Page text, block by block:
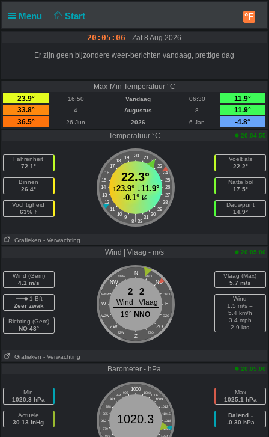
Menu Start °F
20:05:06 Zat 8 Aug 2026
Er zijn geen bijzondere weer-berichten vandaag, prettige dag
Max-Min Temperatuur °C
23.9°
16:50 Vandaag 06:30
11.9°
33.8°
4 Augustus 8
11.9°
36.5°
26 Jun 2026 6 Jan
-4.8°
Temperatuur °C
20:04:55
Fahrenheit
72.1°
Binnen
26.4°
Vochtigheid
63% ↑
20
19 21
18
22
17
23
16
24
15
25
14
26
13
27
12
28
11
29
10
30
9 31
|
8 32
22.3°
↑23.9°↓11.9°
-0.1°
Voelt als
22.2°
Natte bol
17.5°
Dauwpunt
14.9°
Grafieken - Verwachting
Wind | Vlaag - m/s 20:05:00
Wind (Gem)
4.1 m/s
1 Bft
Zeer zwak
Richting (Gem)
NO 48°
N
NNW NNO
NW NO
WNW ONO
W E
WZW OZO
ZW ZO
ZZW ZZO
Z
2 2
Wind
Vlaag
19° NNO
Vlaag (Max)
5.7 m/s
Wind
1.5 m/s =
5.4 km/h
3.4 mph
2.9 kts
Grafieken - Verwachting
Barometer - hPa 20:05:00
Min
1020.3 hPa
Actuele
30.13 inHg
1000
997 1003
994
1006
991
1009
988
1012
985
1015
982
1018
979
1021
976
1024
1020.3
Max
1025.1 hPa
Dalend ↓
-0.30 hPa